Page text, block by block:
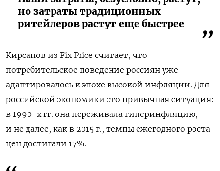
но затраты традиционных
ритейлеров растут еще быстрее
Кирсанов из Fix Price считает, что
потребительское поведение россиян уже
адаптировалось к эпохе высокой инфляции. Для
российской экономики это привычная ситуация:
в 1990-х гг. она переживала гиперинфляцию,
и не далее, как в 2015 г., темпы ежегодного роста
цен достигали 17%.